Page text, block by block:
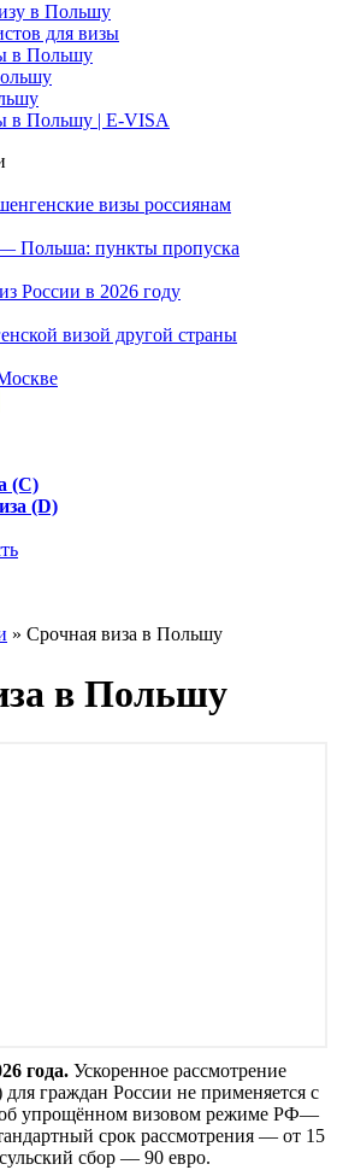
в Польшу
для визы
в Польшу
в Польшу | E-VISA
визы россиянам
Польша: пункты пропуска
России в 2026 году
визой другой страны
(C)
(D)
» Срочная виза в Польшу
в Польшу
года. Ускоренное рассмотрение
для граждан России не применяется с
об упрощённом визовом режиме РФ—
срок рассмотрения — от 15
сбор — 90 евро.